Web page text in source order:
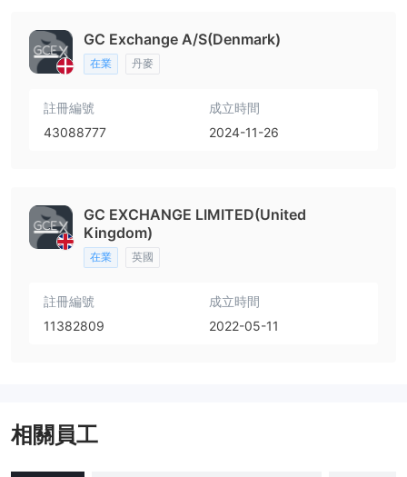
GC Exchange A/S(Denmark)
在業 丹麥
註冊編號
43088777
成立時間
2024-11-26
GC EXCHANGE LIMITED(United
Kingdom)
在業 英國
註冊編號
11382809
成立時間
2022-05-11
相關員工